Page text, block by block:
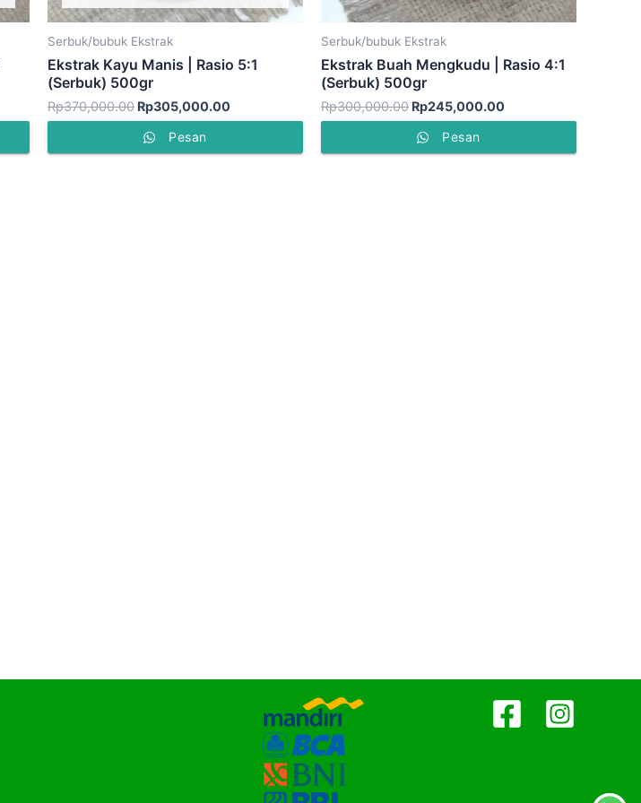
Serbuk/bubuk Ekstrak
Ekstrak Kayu Manis | Rasio 5:1
(Serbuk) 500gr
Rp370,000.00 Rp305,000.00
Pesan
Serbuk/bubuk Ekstrak
Ekstrak Buah Mengkudu | Rasio 4:1
(Serbuk) 500gr
Rp300,000.00 Rp245,000.00
Pesan